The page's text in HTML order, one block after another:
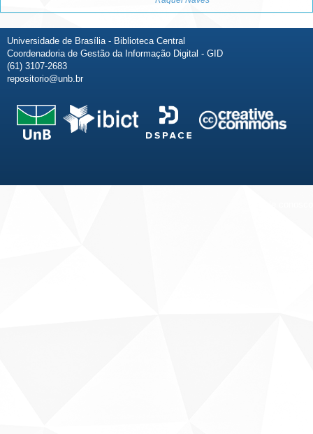
Universidade de Brasília - Biblioteca Central
Coordenadoria de Gestão da Informação Digital - GID
(61) 3107-2683
repositorio@unb.br